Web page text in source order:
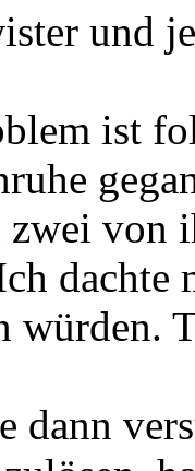
und
ist
zwei von
dachte
würden.
dann